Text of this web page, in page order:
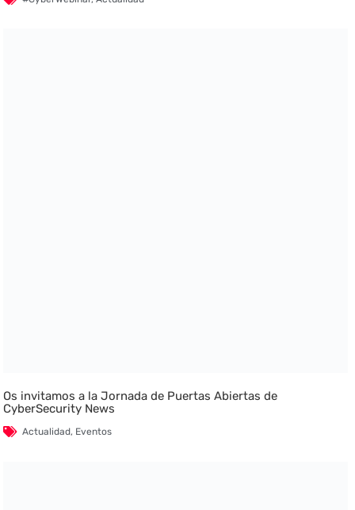
Os invitamos a la Jornada de Puertas Abiertas de
CyberSecurity News
Actualidad, Eventos